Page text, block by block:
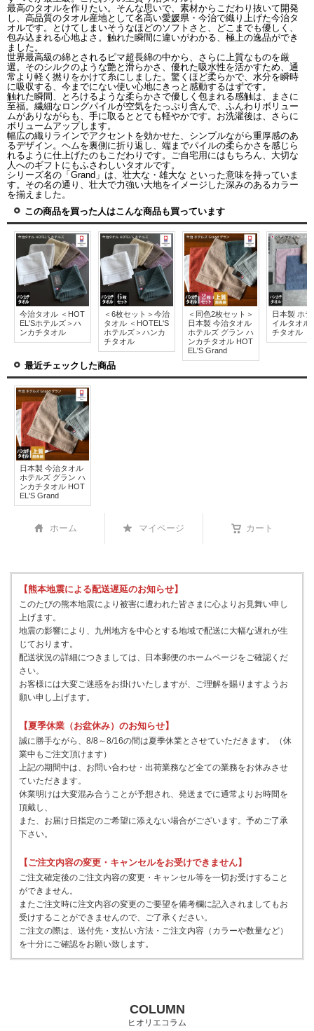
最高のタオルを作りたい。そんな思いで、素材からこだわり抜いて開発
し、高品質のタオル産地として名高い愛媛県・今治で織り上げた今治タ
オルです。とけてしまいそうなほどのソフトさと、どこまでも優しく、
包み込まれる心地よさ。触れた瞬間に違いがわかる、極上の逸品ができ
ました。
世界最高級の綿とされるピマ超長綿の中から、さらに上質なものを厳
選。そのシルクのような艶と滑らかさ、優れた吸水性を活かすため、通
常より軽く撚りをかけて糸にしました。驚くほど柔らかで、水分を瞬時
に吸収する、今までにない使い心地にきっと感動するはずです。
触れた瞬間、とろけるような柔らかさで優しく包まれる感触は、まさに
至福。繊細なロングパイルが空気をたっぷり含んで、ふんわりボリュー
ムがありながらも、手に取るととても軽やかです。お洗濯後は、さらに
ボリュームアップします。
幅広の織りラインでアクセントを効かせた、シンプルながら重厚感のあ
るデザイン。ヘムを裏側に折り返し、端までパイルの柔らかさを感じら
れるように仕上げたのもこだわりです。ご自宅用にはもちろん、大切な
人へのギフトにもふさわしいタオルです。
シリーズ名の「Grand」は、壮大な・雄大な といった意味を持っていま
す。その名の通り、壮大で力強い大地をイメージした深みのあるカラー
を揃えました。
この商品を買った人はこんな商品も買っています
今治タオル ＜HOT
EL'Sホテルズ＞ハ
ンカチタオル
＜6枚セット＞今治
タオル ＜HOTEL'S
ホテルズ＞ハンカ
チタオル
＜同色2枚セット＞
日本製 今治タオル
ホテルズ グラン ハ
ンカチタオル HOT
EL'S Grand
日本製 ホ
イルタオル
チタオル
最近チェックした商品
日本製 今治タオル
ホテルズ グラン ハ
ンカチタオル HOT
EL'S Grand
ホーム マイページ カート
【熊本地震による配送遅延のお知らせ】
このたびの熊本地震により被害に遭われた皆さまに心よりお見舞い申し
上げます。
地震の影響により、九州地方を中心とする地域で配送に大幅な遅れが生
じております。
配送状況の詳細につきましては、日本郵便のホームページをご確認くだ
さい。
お客様には大変ご迷惑をお掛けいたしますが、ご理解を賜りますようお
願い申し上げます。
【夏季休業（お盆休み）のお知らせ】
誠に勝手ながら、8/8～8/16の間は夏季休業とさせていただきます。（休
業中もご注文頂けます）
上記の期間中は、お問い合わせ・出荷業務など全ての業務をお休みさせ
ていただきます。
休業明けは大変混み合うことが予想され、発送までに通常よりお時間を
頂戴し、
また、お届け日指定のご希望に添えない場合がございます。予めご了承
下さい。
【ご注文内容の変更・キャンセルをお受けできません】
ご注文確定後のご注文内容の変更・キャンセル等を一切お受けすること
ができません。
またご注文時に注文内容の変更のご要望を備考欄に記入されましてもお
受けすることができませんので、ご了承ください。
ご注文の際は、送付先・支払い方法・ご注文内容（カラーや数量など）
を十分にご確認をお願い致します。
COLUMN
ヒオリエコラム